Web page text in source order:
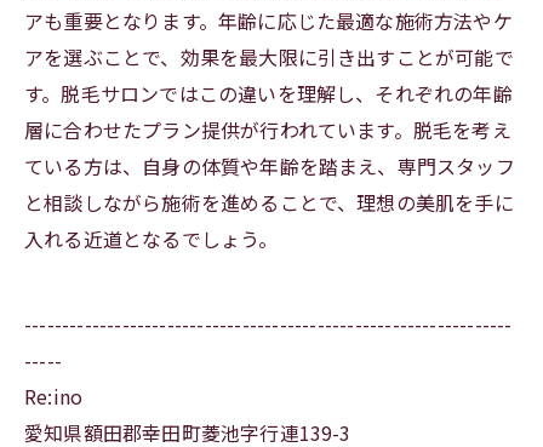
アも重要となります。年齢に応じた最適な施術方法やケ
アを選ぶことで、効果を最大限に引き出すことが可能で
す。脱毛サロンではこの違いを理解し、それぞれの年齢
層に合わせたプラン提供が行われています。脱毛を考え
ている方は、自身の体質や年齢を踏まえ、専門スタッフ
と相談しながら施術を進めることで、理想の美肌を手に
入れる近道となるでしょう。
-----------------------------------------------------------------
-----
Re:ino
愛知県額田郡幸田町菱池字行連139-3